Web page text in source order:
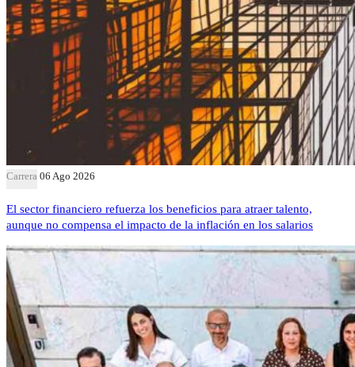
Carrera 06 Ago 2026
El sector financiero refuerza los beneficios para atraer talento,
aunque no compensa el impacto de la inflación en los salarios